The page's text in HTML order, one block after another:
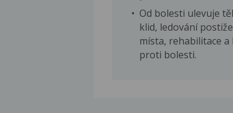
Od bolesti ulevuje
klid, ledování
místa, rehabilitace a
proti bolesti.